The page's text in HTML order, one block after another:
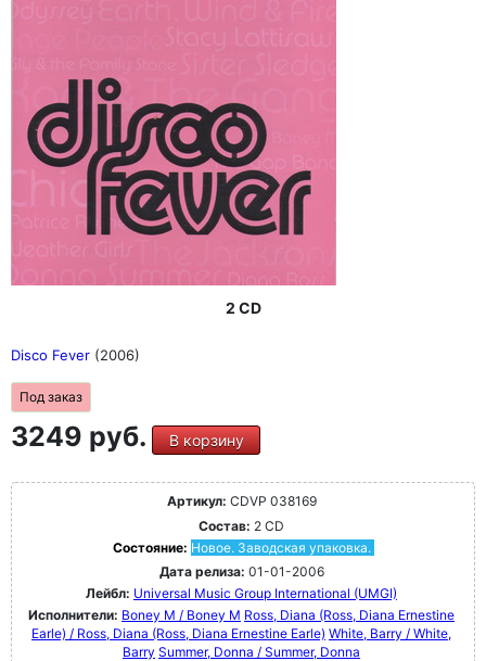
2 CD
Disco Fever (2006)
Под заказ
3249 руб. В корзину
Артикул: CDVP 038169
Состав: 2 CD
Состояние: Новое. Заводская упаковка.
Дата релиза: 01-01-2006
Лейбл: Universal Music Group International (UMGI)
Исполнители: Boney M / Boney M Ross, Diana (Ross, Diana Ernestine
Earle) / Ross, Diana (Ross, Diana Ernestine Earle) White, Barry / White,
Barry Summer, Donna / Summer, Donna